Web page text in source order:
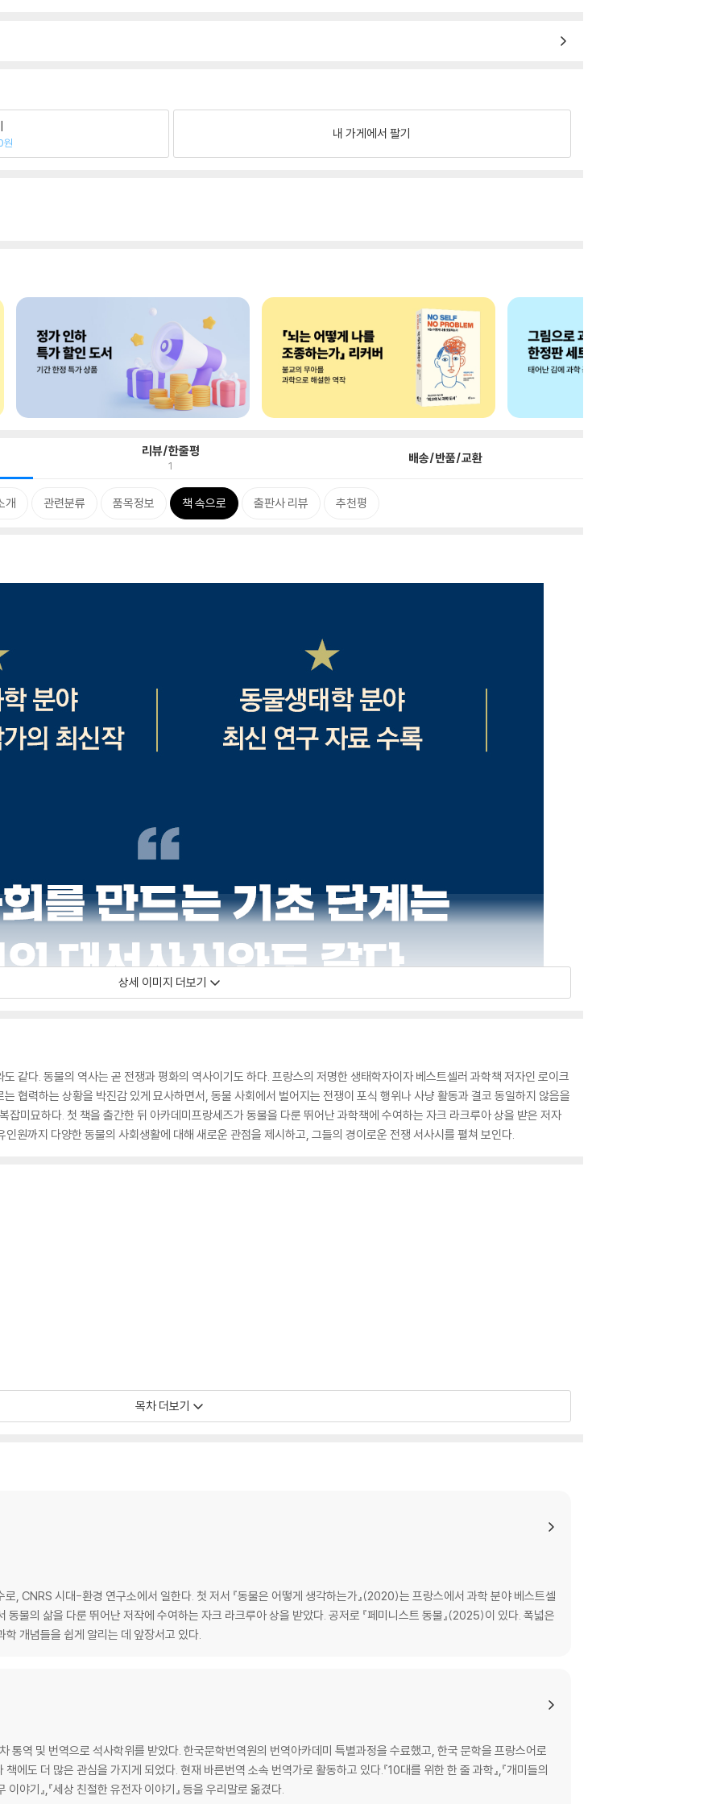
원
내 가게에서 팔기
리뷰/한줄평
1 배송/반품/교환
개 관련분류 품목정보 책 속으로 출판사 리뷰 추천평
상세 이미지 더보기
같다. 동물의 역사는 곧 전쟁과 평화의 역사이기도 하다. 프랑스의 저명한 생태학자이자 베스트셀러 과학책 저자인 로이크
협력하는 상황을 박진감 있게 묘사하면서, 동물 사회에서 벌어지는 전쟁이 포식 행위나 사냥 활동과 결코 동일하지 않음을
잡미묘하다. 첫 책을 출간한 뒤 아카데미프랑세즈가 동물을 다룬 뛰어난 과학책에 수여하는 자크 라크루아 상을 받은 저자
인원까지 다양한 동물의 사회생활에 대해 새로운 관점을 제시하고, 그들의 경이로운 전쟁 서사시를 펼쳐 보인다.
목차 더보기
, CNRS 시대-환경 연구소에서 일한다. 첫 저서 『동물은 어떻게 생각하는가』(2020)는 프랑스에서 과학 분야 베스트셀
물의 삶을 다룬 뛰어난 저작에 수여하는 자크 라크루아 상을 받았다. 공저로 『페미니스트 동물』(2025)이 있다. 폭넓은
개념들을 쉽게 알리는 데 앞장서고 있다.
통역 및 번역으로 석사학위를 받았다. 한국문학번역원의 번역아카데미 특별과정을 수료했고, 한국 문학을 프랑스어로
에도 더 많은 관심을 가지게 되었다. 현재 바른번역 소속 번역가로 활동하고 있다.『10대를 위한 한 줄 과학』,『개미들의
이야기』,『세상 친절한 유전자 이야기』 등을 우리말로 옮겼다.